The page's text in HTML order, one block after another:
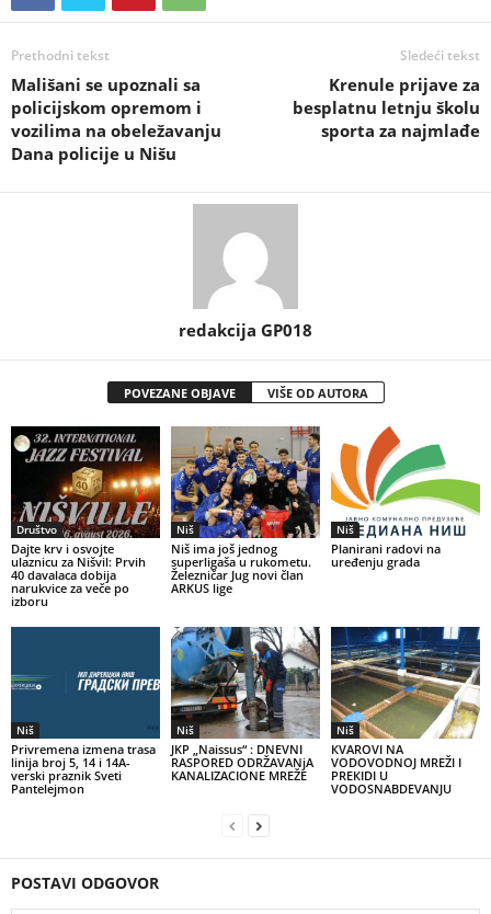
Prethodni tekst
Mališani se upoznali sa
policijskom opremom i
vozilima na obeležavanju
Dana policije u Nišu
Sledeći tekst
Krenule prijave za
besplatnu letnju školu
sporta za najmlađe
redakcija GP018
POVEZANE OBJAVE VIŠE OD AUTORA
Društvo
Dajte krv i osvojte
ulaznicu za Nišvil: Prvih
40 davalaca dobija
narukvice za veče po
izboru
Niš
Niš ima još jednog
superligaša u rukometu.
Železničar Jug novi član
ARKUS lige
Niš
Planirani radovi na
uređenju grada
Niš
Privremena izmena trasa
linija broj 5, 14 i 14A-
verski praznik Sveti
Pantelejmon
Niš
JKP „Naissus“ : DNEVNI
RASPORED ODRŽAVANjA
KANALIZACIONE MREŽE
Niš
КVAROVI NA
VODOVODNOJ MREŽI I
PREКIDI U
VODOSNABDEVANJU
POSTAVI ODGOVOR